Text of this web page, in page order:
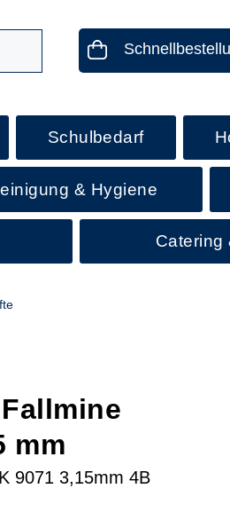
Schulbedarf
& Hygiene
Catering
mm
9071 3,15mm 4B